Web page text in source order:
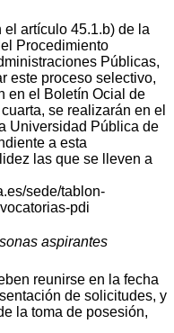
artículo 45.1.b) de la
Procedimiento
Públicas,
este proceso selectivo,
en el Boletín Ocial de
se realizarán en el
Universidad Pública de
a esta
las que se lleven a
sede/tablon-
pdi
aspirantes
reunirse en la fecha
de solicitudes, y
la toma de posesión,